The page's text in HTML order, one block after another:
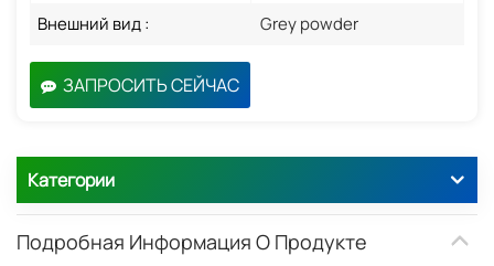
Внешний вид :
Grey powder
ЗАПРОСИТЬ СЕЙЧАС
Категории
Подробная Информация О Продукте